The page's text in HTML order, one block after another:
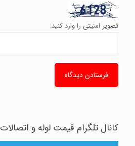
تصویر امنیتی را وارد کنید:
کانال تلگرام قیمت لوله و اتصالات